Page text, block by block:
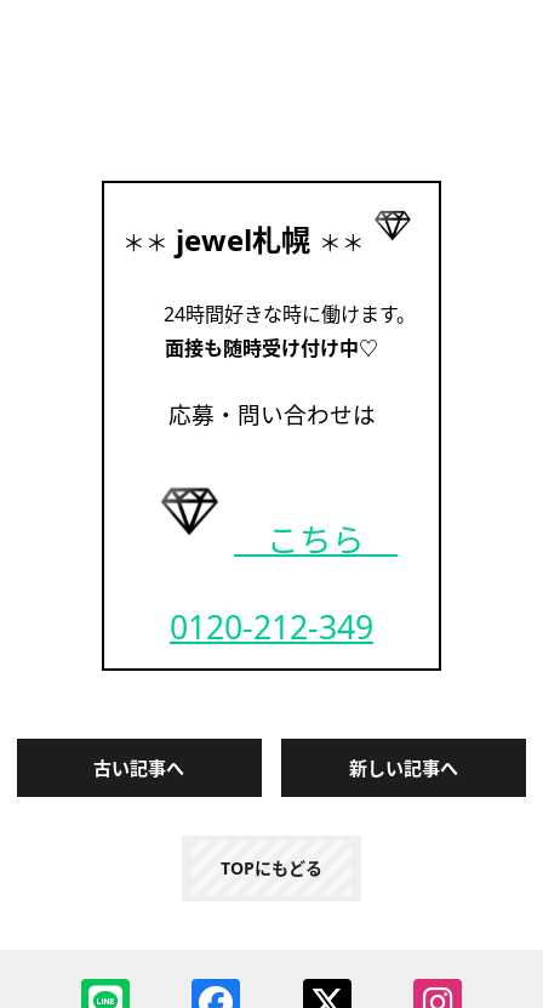
＊＊ jewel札幌 ＊＊
24時間好きな時に働けます。
面接も随時受け付け中♡
応募・問い合わせは
こちら
0120-212-349
古い記事へ 新しい記事へ
TOPにもどる